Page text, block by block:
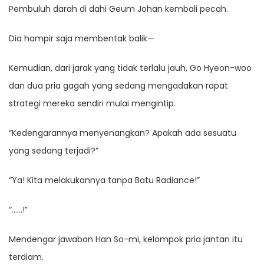
Pembuluh darah di dahi Geum Johan kembali pecah.
Dia hampir saja membentak balik—
Kemudian, dari jarak yang tidak terlalu jauh, Go Hyeon-woo
dan dua pria gagah yang sedang mengadakan rapat
strategi mereka sendiri mulai mengintip.
“Kedengarannya menyenangkan? Apakah ada sesuatu
yang sedang terjadi?”
“Ya! Kita melakukannya tanpa Batu Radiance!”
“……!”
Mendengar jawaban Han So-mi, kelompok pria jantan itu
terdiam.